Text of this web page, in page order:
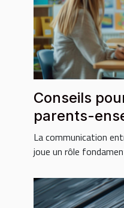
Conseils
parents-
La communication
joue un rôle